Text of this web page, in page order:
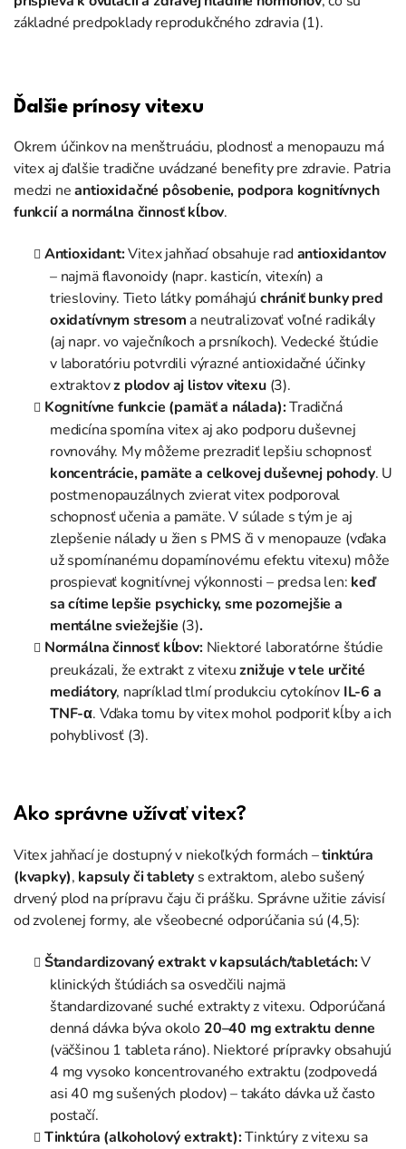
základné predpoklady reprodukčného zdravia (1).
Ďalšie prínosy vitexu
Okrem účinkov na menštruáciu, plodnosť a menopauzu má
vitex aj ďalšie tradične uvádzané benefity pre zdravie. Patria
medzi neantioxidačné pôsobenie, podpora kognitívnych
funkcií a normálna činnosť kĺbov.
Antioxidant:Vitex jahňací obsahuje radantioxidantov
– najmä flavonoidy (napr. kasticín, vitexín) a
triesloviny. Tieto látky pomáhajú chrániť bunky pred
oxidatívnym stresom a neutralizovať voľné radikály
(aj napr. vo vaječníkoch a prsníkoch). Vedecké štúdie
v laboratóriu potvrdili výrazné antioxidačné účinky
extraktovz plodov aj listov vitexu (3).
Kognitívne funkcie (pamäť a nálada):Tradičná
medicína spomína vitex aj ako podporu duševnej
rovnováhy. My môžeme prezradiť lepšiu schopnosť
koncentrácie, pamäte a celkovej duševnej pohody. U
postmenopauzálnych zvierat vitex podporoval
schopnosť učenia a pamäte. V súlade s tým je aj
zlepšenie nálady u žien s PMS či v menopauze (vďaka
už spomínanému dopamínovému efektu vitexu) môže
prospievať kognitívnej výkonnosti – predsa len: keď
sa cítime lepšie psychicky, sme pozornejšie a
mentálne sviežejšie (3).
Normálna činnosť kĺbov:Niektoré laboratórne štúdie
preukázali, že extrakt z vitexuznižuje v tele určité
mediátory, napríklad tlmí produkciu cytokínov IL-6 a
TNF-α. Vďaka tomu by vitex mohol podporiť kĺby a ich
pohyblivosť (3).
Ako správne užívať vitex?
Vitex jahňací je dostupný v niekoľkých formách –tinktúra
(kvapky), kapsuly či tabletys extraktom, alebo sušený
drvený plod na prípravu čaju či prášku. Správne užitie závisí
od zvolenej formy, ale všeobecné odporúčania sú (4,5):
Štandardizovaný extrakt v kapsulách/tabletách:V
klinických štúdiách sa osvedčili najmä
štandardizované suché extrakty z vitexu. Odporúčaná
denná dávka býva okolo 20–40 mg extraktu denne
(väčšinou 1 tableta ráno). Niektoré prípravky obsahujú
4 mg vysoko koncentrovaného extraktu (zodpovedá
asi 40 mg sušených plodov) – takáto dávka už často
postačí.
Tinktúra (alkoholový extrakt):Tinktúry z vitexu sa